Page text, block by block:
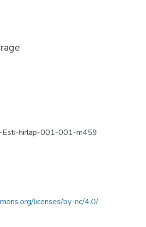
hirlap-001-001-m459
licenses/by-nc/4.0/